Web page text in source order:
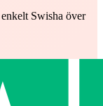
Swisha över